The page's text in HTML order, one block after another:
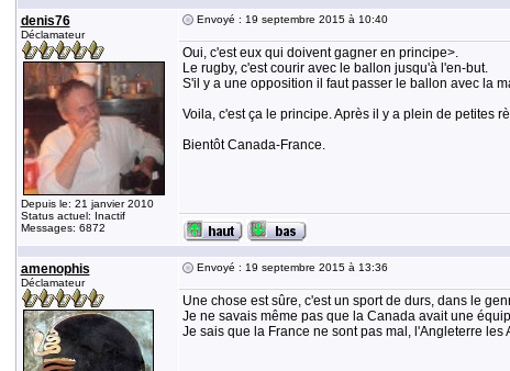
denis76
Déclamateur
Depuis le: 21 janvier 2010
Status actuel: Inactif
Messages: 6872
Envoyé : 19 septembre 2015 à 10:40
Oui, c'est eux qui doivent gagner en principe>.
Le rugby, c'est courir avec le ballon jusqu'à l'en-but.
S'il y a une opposition il faut passer le ballon avec la
Voila, c'est ça le principe. Après il y a plein de petites
Bientôt Canada-France.
amenophis
Déclamateur
Envoyé : 19 septembre 2015 à 13:36
Une chose est sûre, c'est un sport de durs, dans le
Je ne savais même pas que la Canada avait une
Je sais que la France ne sont pas mal, l'Angleterre